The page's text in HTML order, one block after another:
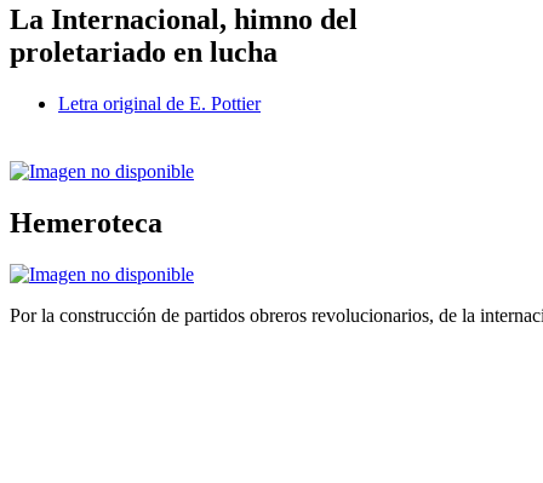
La Internacional, himno del
proletariado en lucha
Letra original de E. Pottier
Hemeroteca
Por la construcción de partidos obreros revolucionarios, de la